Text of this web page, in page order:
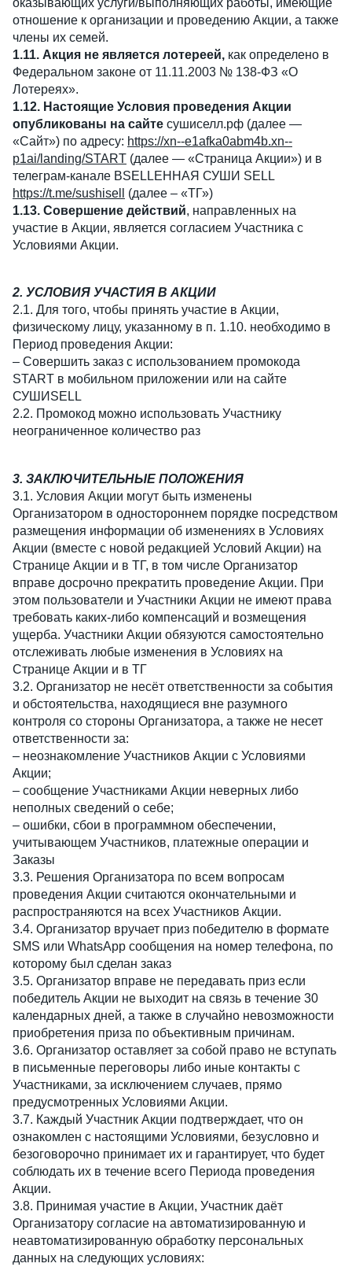
отношение к организации и проведению Акции, а также
члены их семей.
1.11. Акция не является лотереей, как определено в
Федеральном законе от 11.11.2003 № 138-ФЗ «О
Лотереях».
1.12. Настоящие Условия проведения Акции
опубликованы на сайте сушиселл.рф (далее —
«Сайт») по адресу: https://xn--e1afka0abm4b.xn--
p1ai/landing/START (далее — «Страница Акции») и в
телеграм-канале ВSELLЕННАЯ СУШИ SELL
https://t.me/sushisell
(далее – «ТГ»)
1.13. Совершение действий, направленных на
участие в Акции, является согласием Участника с
Условиями Акции.
2. УСЛОВИЯ УЧАСТИЯ В АКЦИИ
2.1. Для того, чтобы принять участие в Акции,
физическому лицу, указанному в п. 1.10. необходимо в
Период проведения Акции:
– Совершить заказ с использованием промокода
START в мобильном приложении или на сайте
СУШИSELL
2.2. Промокод можно использовать Участнику
неограниченное количество раз
3. ЗАКЛЮЧИТЕЛЬНЫЕ ПОЛОЖЕНИЯ
3.1. Условия Акции могут быть изменены
Организатором в одностороннем порядке посредством
размещения информации об изменениях в Условиях
Акции (вместе с новой редакцией Условий Акции) на
Странице Акции и в ТГ, в том числе Организатор
вправе досрочно прекратить проведение Акции. При
этом пользователи и Участники Акции не имеют права
требовать каких-либо компенсаций и возмещения
ущерба. Участники Акции обязуются самостоятельно
отслеживать любые изменения в Условиях на
Странице Акции и в ТГ
3.2. Организатор не несёт ответственности за события
и обстоятельства, находящиеся вне разумного
контроля со стороны Организатора, а также не несет
ответственности за:
– неознакомление Участников Акции с Условиями
Акции;
– сообщение Участниками Акции неверных либо
неполных сведений о себе;
– ошибки, сбои в программном обеспечении,
учитывающем Участников, платежные операции и
Заказы
3.3. Решения Организатора по всем вопросам
проведения Акции считаются окончательными и
распространяются на всех Участников Акции.
3.4. Организатор вручает приз победителю в формате
SMS или WhatsApp сообщения на номер телефона, по
которому был сделан заказ
3.5. Организатор вправе не передавать приз если
победитель Акции не выходит на связь в течение 30
календарных дней, а также в случайно невозможности
приобретения приза по объективным причинам.
3.6. Организатор оставляет за собой право не вступать
в письменные переговоры либо иные контакты с
Участниками, за исключением случаев, прямо
предусмотренных Условиями Акции.
3.7. Каждый Участник Акции подтверждает, что он
ознакомлен с настоящими Условиями, безусловно и
безоговорочно принимает их и гарантирует, что будет
соблюдать их в течение всего Периода проведения
Акции.
3.8. Принимая участие в Акции, Участник даёт
Организатору согласие на автоматизированную и
неавтоматизированную обработку персональных
данных на следующих условиях: